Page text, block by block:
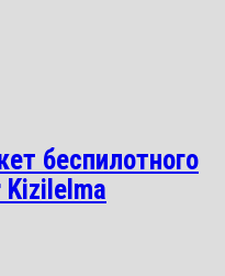
беспилотного
Kizilelma